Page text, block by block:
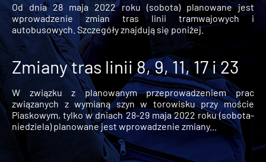
Od dnia 28 maja 2022 roku (sobota) planowane jest
wprowadzenie zmian tras linii tramwajowych i
autobusowych. Szczegóły znajdują się poniżej.
Zmiany tras linii 8, 9, 11, 17 i 23
W związku z planowanym przeprowadzeniem prac
związanych z wymianą szyn w torowisku przy moście
Piaskowym, tylko w dniach 28-29 maja 2022 roku (sobota-
niedziela) planowane jest wprowadzenie zmiany...